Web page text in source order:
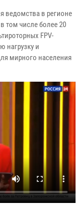
ведомства в регионе
том числе более 20
FPV-
нагрузку и
мирного населения